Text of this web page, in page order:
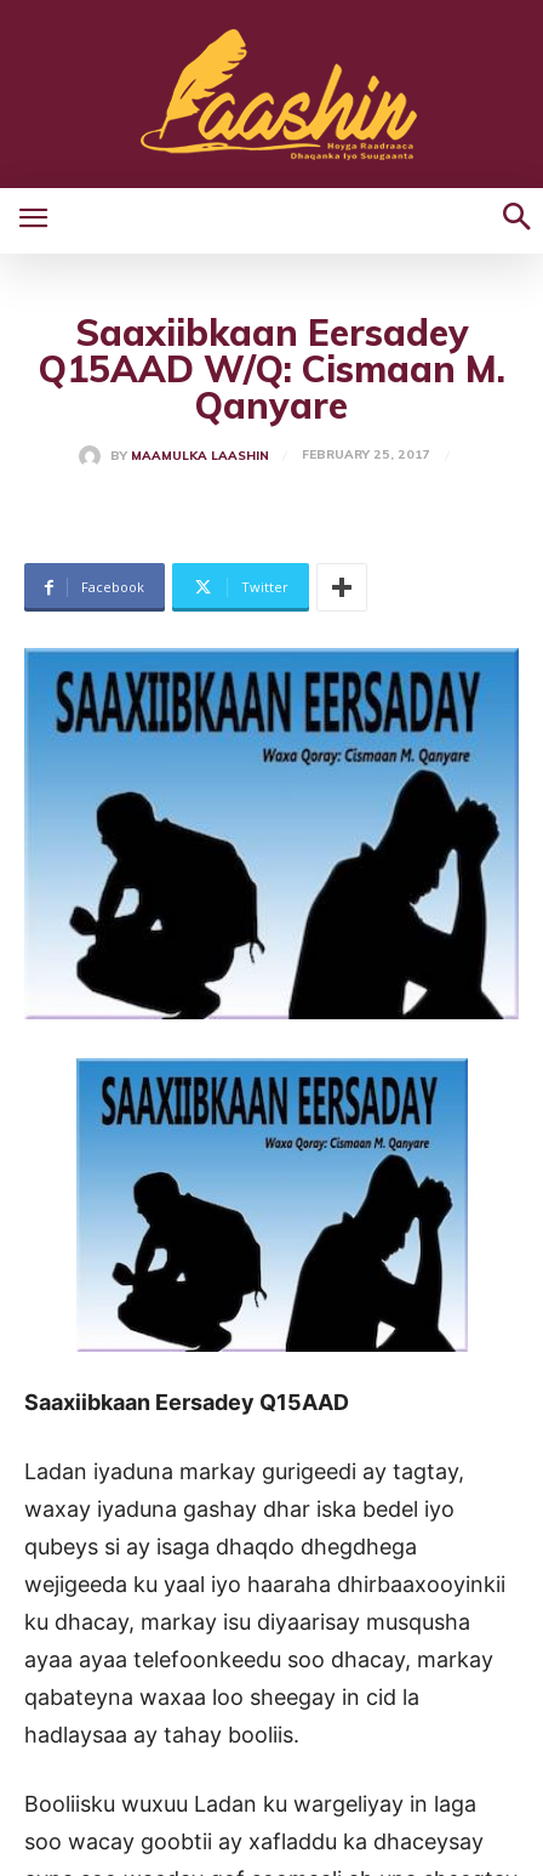
Saaxiibkaan Eersadey
Q15AAD W/Q: Cismaan M.
Qanyare
BY MAAMULKA LAASHIN FEBRUARY 25, 2017
Facebook Twitter
Saaxiibkaan Eersadey Q15AAD
Ladan iyaduna markay gurigeedi ay tagtay,
waxay iyaduna gashay dhar iska bedel iyo
qubeys si ay isaga dhaqdo dhegdhega
wejigeeda ku yaal iyo haaraha dhirbaaxooyinkii
ku dhacay, markay isu diyaarisay musqusha
ayaa ayaa telefoonkeedu soo dhacay, markay
qabateyna waxaa loo sheegay in cid la
hadlaysaa ay tahay booliis.
Booliisku wuxuu Ladan ku wargeliyay in laga
soo wacay goobtii ay xafladdu ka dhaceysay